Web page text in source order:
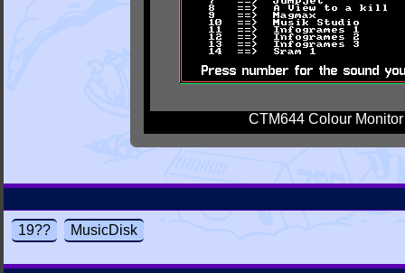
CTM644 Colour Monitor
19?? MusicDisk